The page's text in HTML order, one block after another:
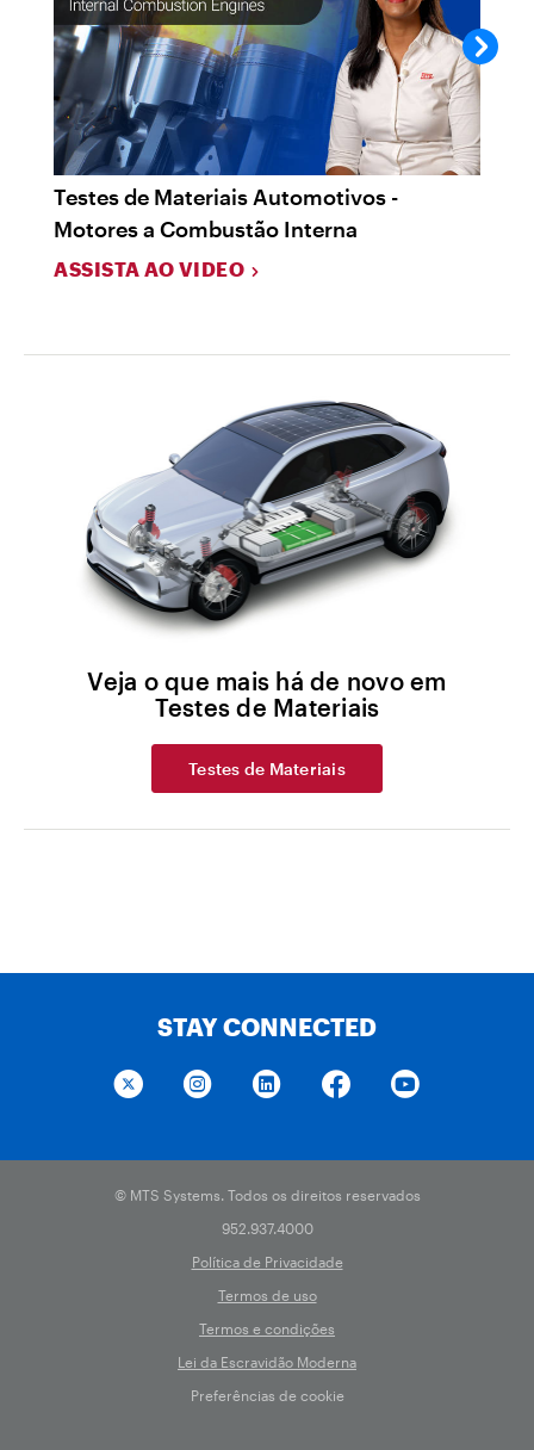
Testes de Materiais Automotivos -
Motores a Combustão Interna
ASSISTA AO VIDEO
Veja o que mais há de novo em
Testes de Materiais
Testes de Materiais
STAY CONNECTED
© MTS Systems. Todos os direitos reservados
952.937.4000
Política de Privacidade
Termos de uso
Termos e condições
Lei da Escravidão Moderna
Preferências de cookie